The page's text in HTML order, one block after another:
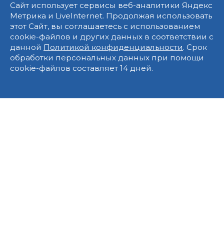
Сайт использует сервисы веб-аналитики Яндекс
Метрика и LiveInternet. Продолжая использовать
этот Сайт, вы соглашаетесь с использованием
cookie-файлов и других данных в соответствии с
данной Политикой конфиденциальности. Срок
обработки персональных данных при помощи
cookie-файлов составляет 14 дней.